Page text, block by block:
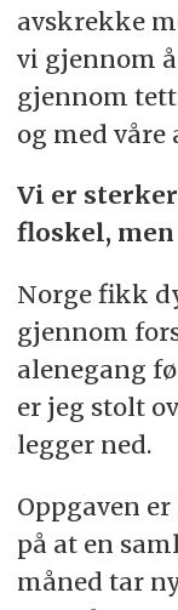
avskrekke
vi gjennom
gjennom
og med våre
Vi er
floskel,
Norge fikk
gjennom
alenegang
er jeg stolt
legger ned.
Oppgaven
på at en
måned tar